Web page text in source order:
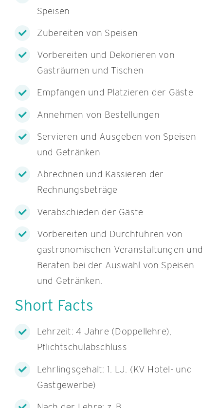
Speisen
Zubereiten von Speisen
Vorbereiten und Dekorieren von
Gasträumen und Tischen
Empfangen und Platzieren der Gäste
Annehmen von Bestellungen
Servieren und Ausgeben von Speisen
und Getränken
Abrechnen und Kassieren der
Rechnungsbeträge
Verabschieden der Gäste
Vorbereiten und Durchführen von
gastronomischen Veranstaltungen und
Beraten bei der Auswahl von Speisen
und Getränken.
Short Facts
Lehrzeit: 4 Jahre (Doppellehre),
Pflichtschulabschluss
Lehrlingsgehalt: 1. LJ. (KV Hotel- und
Gastgewerbe)